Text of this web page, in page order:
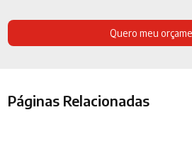
Quero meu
Páginas Relacionadas